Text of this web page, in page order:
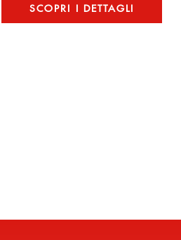
SCOPRI I DETTAGLI